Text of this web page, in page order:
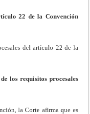
22 de la Convención
del artículo 22 de la
los requisitos procesales
la Corte afirma que es